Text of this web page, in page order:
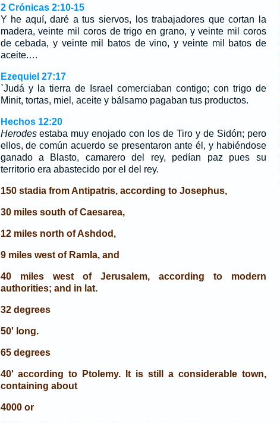
2 Crónicas 2:10-15
Y he aquí, daré a tus siervos, los trabajadores que cortan la
madera, veinte mil coros de trigo en grano, y veinte mil coros
de cebada, y veinte mil batos de vino, y veinte mil batos de
aceite.…
Ezequiel 27:17
`Judá y la tierra de Israel comerciaban contigo; con trigo de
Minit, tortas, miel, aceite y bálsamo pagaban tus productos.
Hechos 12:20
Herodesestaba muy enojado con los de Tiro y de Sidón; pero
ellos, de común acuerdo se presentaron ante él, y habiéndose
ganado a Blasto, camarero del rey, pedían paz pues su
territorio era abastecido por el del rey.
150 stadia from Antipatris, according to Josephus,
30 miles south of Caesarea,
12 miles north of Ashdod,
9 miles west of Ramla, and
40 miles west of Jerusalem, according to modern
authorities; and in lat.
32 degrees
50' long.
65 degrees
40' according to Ptolemy. It is still a considerable town,
containing about
4000 or